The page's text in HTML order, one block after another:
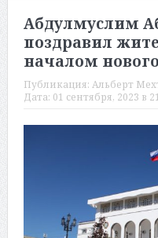
Абдулмуслим
поздравил
началом
Публикация: Альберт
Дата: 01 сентября, 2023 в